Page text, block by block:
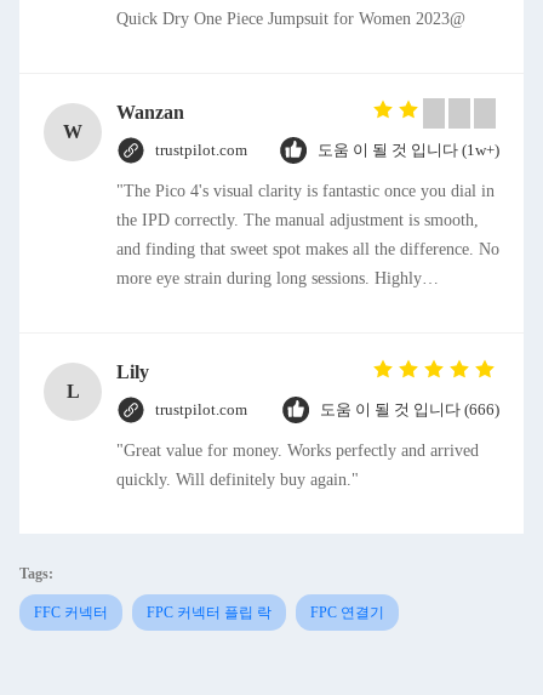
Quick Dry One Piece Jumpsuit for Women 2023@
W
Wanzan
trustpilot.com 도움 이 될 것 입니다 (1w+)
"The Pico 4's visual clarity is fantastic once you dial in
the IPD correctly. The manual adjustment is smooth,
and finding that sweet spot makes all the difference. No
more eye strain during long sessions. Highly
IPD correctly. The manual adjustment is smooth, and
finding that sweet spot makes all the difference. No
more eye strain during long sessions. Highly
recommend taking the time to set it up properly!""The
Pico 4's visual clarity is fantastic once you dial in the
recommend taking the time to set it up properly!""The
Pico 4's visual clarity is fantastic once you dial in the
L
Lily
trustpilot.com 도움 이 될 것 입니다 (666)
"Great value for money. Works perfectly and arrived
quickly. Will definitely buy again."
Tags:
FFC 커넥터 FPC 커넥터 플립 락 FPC 연결기